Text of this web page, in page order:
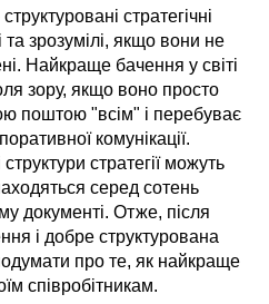
стратегічні
зрозумілі, якщо вони не
Найкраще бачення у світі
зору, якщо воно просто
поштою "всім" і перебуває
комунікації.
стратегії можуть
серед сотень
документі. Отже, після
і добре структурована
про те, як найкраще
співробітникам.